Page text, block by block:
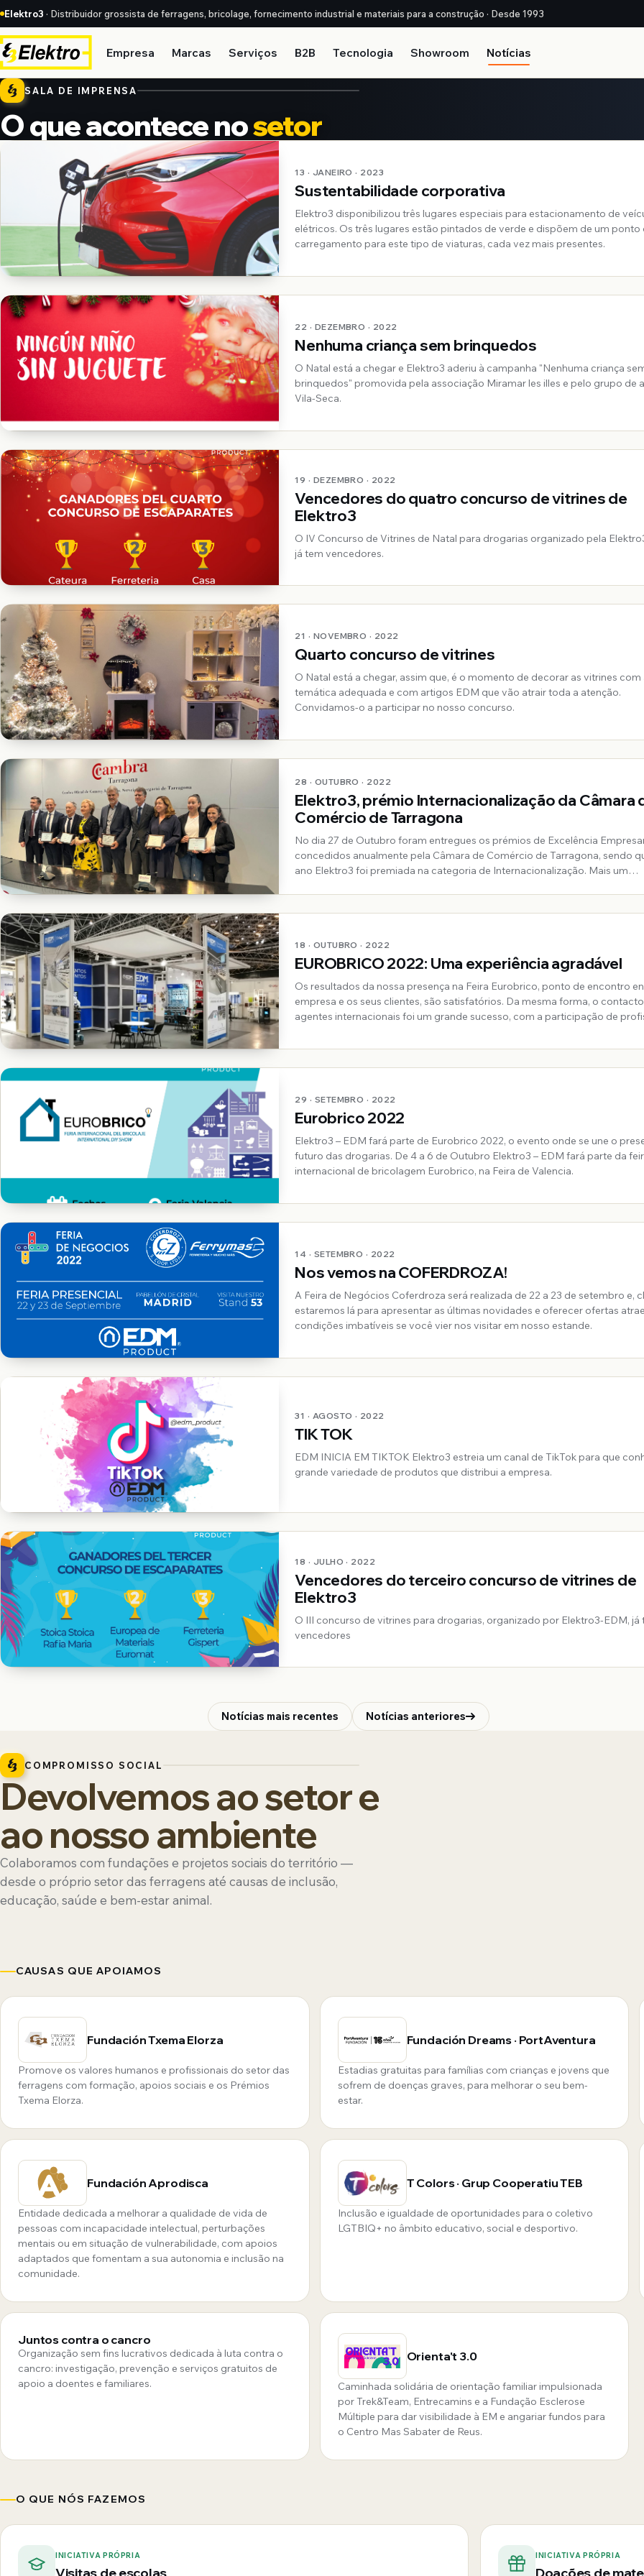
Elektro3 · Distribuidor grossista de ferragens, bricolage, fornecimento industrial e materiais para a construção · Desde 1993
Empresa Marcas Serviços B2B Tecnologia Showroom Notícias
SALA DE IMPRENSA
O que acontece nosetor
O que acontece no <em>setor</em>
13 · JANEIRO · 2023
Sustentabilidade corporativa
Elektro3 disponibilizou três lugares especiais para estacionamento de
elétricos. Os três lugares estão pintados de verde e dispõem de um ponto
carregamento para este tipo de viaturas, cada vez mais presentes.
22 · DEZEMBRO · 2022
Nenhuma criança sem brinquedos
O Natal está a chegar e Elektro3 aderiu à campanha "Nenhuma criança
brinquedos" promovida pela associação Miramar les illes e pelo grupo de
Vila-Seca.
19 · DEZEMBRO · 2022
Vencedores do quatro concurso de vitrines de
Elektro3
O IV Concurso de Vitrines de Natal para drogarias organizado pela
já tem vencedores.
21 · NOVEMBRO · 2022
Quarto concurso de vitrines
O Natal está a chegar, assim que, é o momento de decorar as vitrines com
temática adequada e com artigos EDM que vão atrair toda a atenção.
Convidamos-o a participar no nosso concurso.
28 · OUTUBRO · 2022
Elektro3, prémio Internacionalização da Câmara
Comércio de Tarragona
No dia 27 de Outubro foram entregues os prémios de Excelência
concedidos anualmente pela Câmara de Comércio de Tarragona, sendo
ano Elektro3 foi premiada na categoria de Internacionalização. Mais um
18 · OUTUBRO · 2022
EUROBRICO 2022: Uma experiência agradável
Os resultados da nossa presença na Feira Eurobrico, ponto de encontro
empresa e os seus clientes, são satisfatórios. Da mesma forma, o contacto com
agentes internacionais foi um grande sucesso, com a participação de
29 · SETEMBRO · 2022
Eurobrico 2022
Elektro3 – EDM fará parte de Eurobrico 2022, o evento onde se une o
futuro das drogarias. De 4 a 6 de Outubro Elektro3 – EDM fará parte da feira
internacional de bricolagem Eurobrico, na Feira de Valencia.
14 · SETEMBRO · 2022
Nos vemos na COFERDROZA!
A Feira de Negócios Coferdroza será realizada de 22 a 23 de setembro e,
estaremos lá para apresentar as últimas novidades e oferecer ofertas
condições imbatíveis se você vier nos visitar em nosso estande.
31 · AGOSTO · 2022
TIK TOK
EDM INICIA EM TIKTOK Elektro3 estreia um canal de TikTok para que conheçam a
grande variedade de produtos que distribui a empresa.
18 · JULHO · 2022
Vencedores do terceiro concurso de vitrines de
Elektro3
O III concurso de vitrines para drogarias, organizado por Elektro3-EDM, já
vencedores
Notícias mais recentes Notícias anteriores
COMPROMISSO SOCIAL
Devolvemos ao setor e
ao nosso ambiente
Colaboramos com fundações e projetos sociais do território —
desde o próprio setor das ferragens até causas de inclusão,
educação, saúde e bem-estar animal.
CAUSAS QUE APOIAMOS
Fundación Txema Elorza
Promove os valores humanos e profissionais do setor das
ferragens com formação, apoios sociais e os Prémios
Txema Elorza.
Fundación Dreams · PortAventura
Estadias gratuitas para famílias com crianças e jovens que
sofrem de doenças graves, para melhorar o seu bem-
estar.
Fundación Aprodisca
Entidade dedicada a melhorar a qualidade de vida de
pessoas com incapacidade intelectual, perturbações
mentais ou em situação de vulnerabilidade, com apoios
adaptados que fomentam a sua autonomia e inclusão na
comunidade.
T Colors · Grup Cooperatiu TEB
Inclusão e igualdade de oportunidades para o coletivo
LGTBIQ+ no âmbito educativo, social e desportivo.
Juntos contra o cancro
Organização sem fins lucrativos dedicada à luta contra o
cancro: investigação, prevenção e serviços gratuitos de
apoio a doentes e familiares.
Orienta't 3.0
Caminhada solidária de orientação familiar impulsionada
por Trek&Team, Entrecamins e a Fundação Esclerose
Múltiple para dar visibilidade à EM e angariar fundos para
o Centro Mas Sabater de Reus.
O QUE NÓS FAZEMOS
INICIATIVA PRÓPRIA INICIATIVA PRÓPRIA